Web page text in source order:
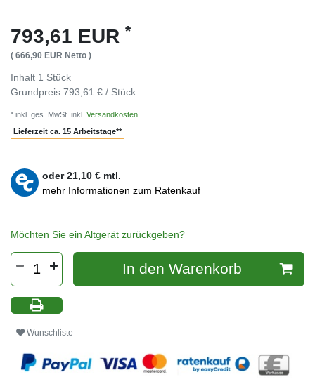
793,61 EUR *
( 666,90 EUR Netto )
Inhalt 1 Stück
Grundpreis 793,61 € / Stück
* inkl. ges. MwSt. inkl. Versandkosten
Lieferzeit ca. 15 Arbeitstage**
oder21,10 € mtl.
mehr Informationen zum Ratenkauf
Möchten Sie ein Altgerät zurückgeben?
In den Warenkorb
Wunschliste